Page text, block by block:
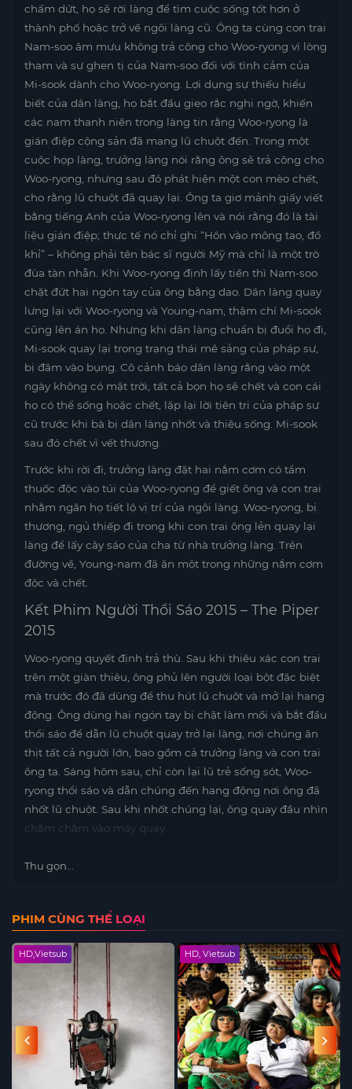
chấm dứt, họ sẽ rời làng để tìm cuộc sống tốt hơn ở
thành phố hoặc trở về ngôi làng cũ. Ông ta cùng con trai
Nam-soo âm mưu không trả công cho Woo-ryong vì lòng
tham và sự ghen tị của Nam-soo đối với tình cảm của
Mi-sook dành cho Woo-ryong. Lợi dụng sự thiếu hiểu
biết của dân làng, họ bắt đầu gieo rắc nghi ngờ, khiến
các nam thanh niên trong làng tin rằng Woo-ryong là
gián điệp cộng sản đã mang lũ chuột đến. Trong một
cuộc họp làng, trưởng làng nói rằng ông sẽ trả công cho
Woo-ryong, nhưng sau đó phát hiện một con mèo chết,
cho rằng lũ chuột đã quay lại. Ông ta giơ mảnh giấy viết
bằng tiếng Anh của Woo-ryong lên và nói rằng đó là tài
liệu gián điệp; thực tế nó chỉ ghi “Hôn vào mông tao, đồ
khỉ” – không phải tên bác sĩ người Mỹ mà chỉ là một trò
đùa tàn nhẫn. Khi Woo-ryong định lấy tiền thì Nam-soo
chặt đứt hai ngón tay của ông bằng dao. Dân làng quay
lưng lại với Woo-ryong và Young-nam, thậm chí Mi-sook
cũng lên án họ. Nhưng khi dân làng chuẩn bị đuổi họ đi,
Mi-sook quay lại trong trạng thái mê sảng của pháp sư,
bị đâm vào bụng. Cô cảnh báo dân làng rằng vào một
ngày không có mặt trời, tất cả bọn họ sẽ chết và con cái
họ có thể sống hoặc chết, lặp lại lời tiên tri của pháp sư
cũ trước khi bà bị dân làng nhốt và thiêu sống. Mi-sook
sau đó chết vì vết thương.
Trước khi rời đi, trưởng làng đặt hai nắm cơm có tẩm
thuốc độc vào túi của Woo-ryong để giết ông và con trai
nhằm ngăn họ tiết lộ vị trí của ngôi làng. Woo-ryong, bị
thương, ngủ thiếp đi trong khi con trai ông lẻn quay lại
làng để lấy cây sáo của cha từ nhà trưởng làng. Trên
đường về, Young-nam đã ăn một trong những nắm cơm
độc và chết.
Kết Phim Người Thổi Sáo 2015 – The Piper
2015
Woo-ryong quyết định trả thù. Sau khi thiêu xác con trai
trên một giàn thiêu, ông phủ lên người loại bột đặc biệt
mà trước đó đã dùng để thu hút lũ chuột và mở lại hang
động. Ông dùng hai ngón tay bị chặt làm mồi và bắt đầu
thổi sáo để dẫn lũ chuột quay trở lại làng, nơi chúng ăn
thịt tất cả người lớn, bao gồm cả trưởng làng và con trai
ông ta. Sáng hôm sau, chỉ còn lại lũ trẻ sống sót, Woo-
ryong thổi sáo và dẫn chúng đến hang động nơi ông đã
nhốt lũ chuột. Sau khi nhốt chúng lại, ông quay đầu nhìn
chằm chằm vào máy quay.
Thu gọn...
PHIM CÙNG THỂ LOẠI
HD,Vietsub HD, Vietsub